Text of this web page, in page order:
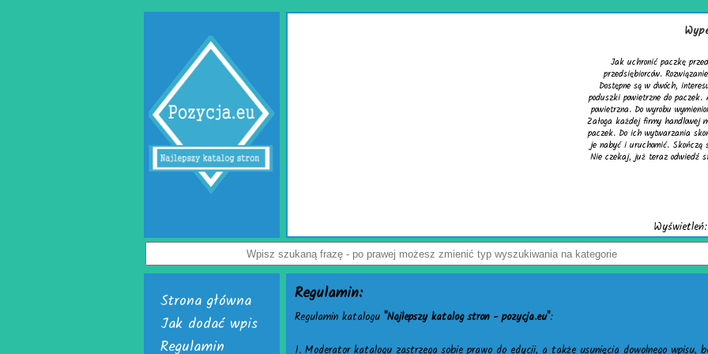
poduszki powietrzne do paczek. Alternatywą dla nich jest chroniąca równie dobrze mata
powietrzna. Do wyrobu wymienionych wersji służy folia biodegradowalna do pakowania.
Załoga każdej firmy handlowej mogą w łatwy sposób tworzyć wspomniane wypełniacze do
paczek. Do ich wytwarzania skonstruowano markowe urządzenia activaAir. Trzeba tylko
je nabyć i uruchomić. Skończą się problemy z częstymi zwrotami uszkodzonego towaru.
Nie czekaj, już teraz odwiedź stronę activaair.pl. Znajdziesz na niej pełną ofertę firmy
Strona główna
Jak dodać wpis
Regulamin
Regulamin:
Regulamin katalogu "Najlepszy katalog stron - pozycja.eu":
1. Moderator katalogu zastrzega sobie prawo do edycji, a także usunięcia dowolnego wpisu,